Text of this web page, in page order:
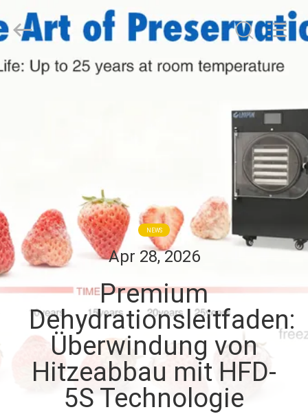
HAUS
ÜBER
UNS
FABRIK-
AUSFLUG
QUALITÄTSKONTROLLE
TRETEN
Lanphan
Industry
Co.,Ltd.
All
NEWS
Apr 28, 2026
Premium
Dehydrationsleitfaden:
Überwindung von
Hitzeabbau mit HFD-
5S Technologie